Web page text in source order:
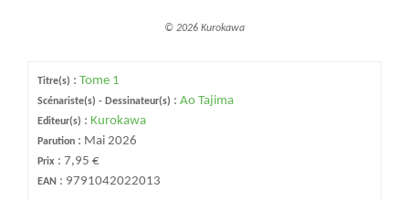
© 2026 Kurokawa
Titre(s) : Tome 1
Scénariste(s) - Dessinateur(s) : Ao Tajima
Editeur(s) : Kurokawa
Parution : Mai 2026
Prix : 7,95 €
EAN : 9791042022013